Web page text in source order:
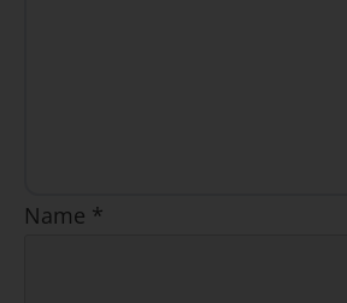
Name *